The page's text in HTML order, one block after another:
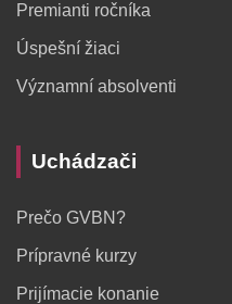
Premianti ročníka
Úspešní žiaci
Významní absolventi
Uchádzači
Prečo GVBN?
Prípravné kurzy
Prijímacie konanie